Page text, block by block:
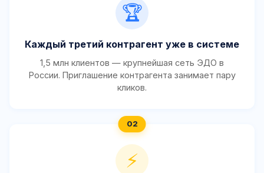
🏆
Каждый третий контрагент уже в системе
1,5 млн клиентов — крупнейшая сеть ЭДО в
России. Приглашение контрагента занимает пару
кликов.
⚡